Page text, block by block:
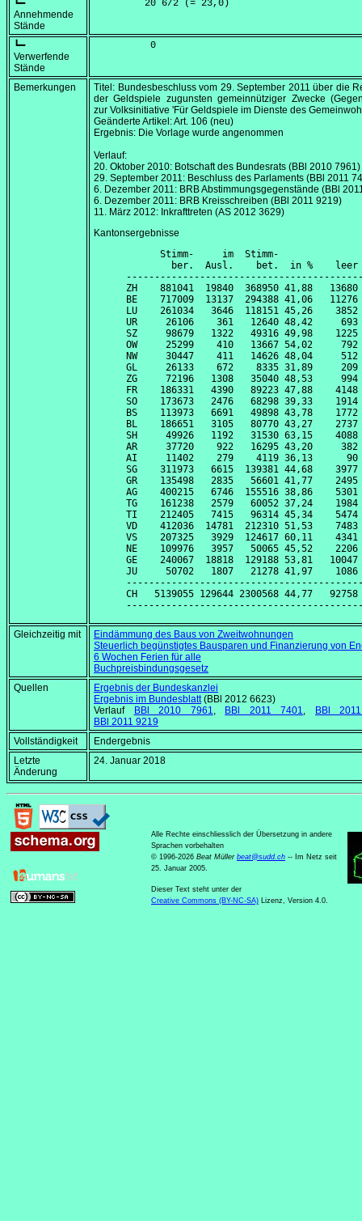
┗━
Annehmende
Stände
         20 6/2 (=
23,0 )
┗━
Verwerfende
Stände
          0
Bemerkungen Titel: Bundesbeschluss vom 29. September 2011 über die
der Geldspiele zugunsten gemeinnütziger Zwecke
zur Volksinitiative 'Für Geldspiele im Dienste des
Geänderte Artikel: Art. 106 (neu)
Ergebnis: Die Vorlage wurde angenommen
Verlauf:
20. Oktober 2010: Botschaft des Bundesrats (BBl 2010 7961)
29. September 2011: Beschluss des Parlaments (BBl 2011
6. Dezember 2011: BRB Abstimmungsgegenstände (BBl
6. Dezember 2011: BRB Kreisschreiben (BBl 2011 9219)
11. März 2012: Inkrafttreten (AS 2012 3629)
Kantonsergebnisse
Stimm-     im  Stimm-
ber.  Ausl.    bet.  in %
ZH    881041  19840  368950 41,88
BE    717009  13137  294388 41,06
LU    261034   3646  118151 45,26
UR     26106    361   12640 48,42
SZ     98679   1322   49316 49,98
OW     25299    410   13667 54,02
NW     30447    411   14626 48,04
GL     26133    672    8335 31,89
ZG     72196   1308   35040 48,53
FR    186331   4390   89223 47,88
SO    173673   2476   68298 39,33
BS    113973   6691   49898 43,78
BL    186651   3105   80770 43,27
SH     49926   1192   31530 63,15
AR     37720    922   16295 43,20
AI     11402    279    4119 36,13
SG    311973   6615  139381 44,68
GR    135498   2835   56601 41,77
AG    400215   6746  155516 38,86
TG    161238   2579   60052 37,24
TI    212405   7415   96314 45,34
VD    412036  14781  212310 51,53
VS    207325   3929  124617 60,11
NE    109976   3957   50065 45,52
GE    240067  18818  129188 53,81
JU     50702   1807   21278 41,97
CH   5139055 129644 2300568 44,77
Gleichzeitig mit
Eindämmung des Baus von Zweitwohnungen
Steuerlich begünstigtes Bausparen und Finanzierung von
6 Wochen Ferien für alle
Buchpreisbindungsgesetz
Quellen
Ergebnis der Bundeskanzlei
Ergebnis im Bundesblatt(BBl 2012 6623)
Verlauf
BBl 2010 7961, BBl 2011 7401,
BBl
BBl 2011 9219
Vollständigkeit
Endergebnis
Letzte
Änderung
24. Januar 2018
Alle Rechte einschliesslich der Übersetzung in andere
Sprachen vorbehalten
© 1996-2026 Beat Müller beat@sudd.ch -- Im Netz seit
25. Januar 2005.
Dieser Text steht unter der
Creative Commons (BY-NC-SA) Lizenz, Version 4.0.